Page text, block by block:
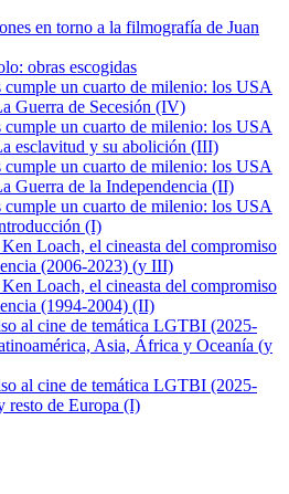
en torno a la filmografía de Juan
obras escogidas
cumple un cuarto de milenio: los USA
Guerra de Secesión (IV)
cumple un cuarto de milenio: los USA
esclavitud y su abolición (III)
cumple un cuarto de milenio: los USA
Guerra de la Independencia (II)
cumple un cuarto de milenio: los USA
(I)
Loach, el cineasta del compromiso
(2006-2023) (y III)
Loach, el cineasta del compromiso
(1994-2004) (II)
al cine de temática LGTBI (2025-
Asia, África y Oceanía (y
al cine de temática LGTBI (2025-
resto de Europa (I)